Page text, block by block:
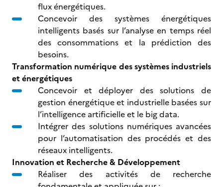
flux énergétiques.
Concevoir des systèmes énergétiques
intelligents basés sur l’analyse en temps réel
des consommations et la prédiction des
besoins.
Transformation numérique des systèmes industriels
et énergétiques
Concevoir et déployer des solutions de
gestion énergétique et industrielle basées sur
l’intelligence artificielle et le big data.
Intégrer des solutions numériques avancées
pour l’automatisation des procédés et des
réseaux intelligents.
Innovation et Recherche & Développement
Réaliser des activités de recherche